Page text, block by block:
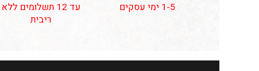
1-5 ימי עסקים
עד 12 תשלומים ללא
ריבית